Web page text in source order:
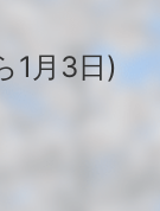
1月3日)